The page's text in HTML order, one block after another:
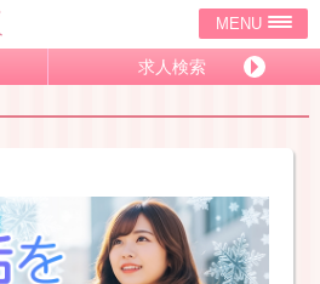
MENU
求人検索